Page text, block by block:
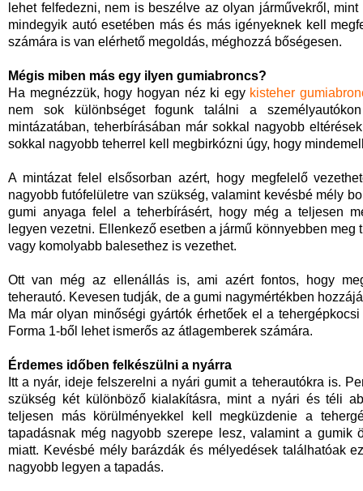
lehet felfedezni, nem is beszélve az olyan járművekről,
mindegyik autó esetében más és más igényeknek kell
számára is van elérhető megoldás, méghozzá bőségesen.
Mégis miben más egy ilyen gumiabroncs?
Ha megnézzük, hogy hogyan néz ki egy kisteher
nem sok különbséget fogunk találni a
mintázatában, teherbírásában már sokkal nagyobb
sokkal nagyobb teherrel kell megbirkózni úgy, hogy
A mintázat felel elsősorban azért, hogy megfelelő
nagyobb futófelületre van szükség, valamint kevésbé mély
gumi anyaga felel a teherbírásért, hogy még a teljesen
legyen vezetni. Ellenkező esetben a jármű könnyebben
vagy komolyabb balesethez is vezethet.
Ott van még az ellenállás is, ami azért fontos, hogy
teherautó. Kevesen tudják, de a gumi nagymértékben
Ma már olyan minőségi gyártók érhetőek el a
Forma 1-ből lehet ismerős az átlagemberek számára.
Érdemes időben felkészülni a nyárra
Itt a nyár, ideje felszerelni a nyári gumit a teherautókra is.
szükség két különböző kialakításra, mint a nyári és téli
teljesen más körülményekkel kell megküzdenie a
tapadásnak még nagyobb szerepe lesz, valamint a
miatt. Kevésbé mély barázdák és mélyedések találhatóak
nagyobb legyen a tapadás.